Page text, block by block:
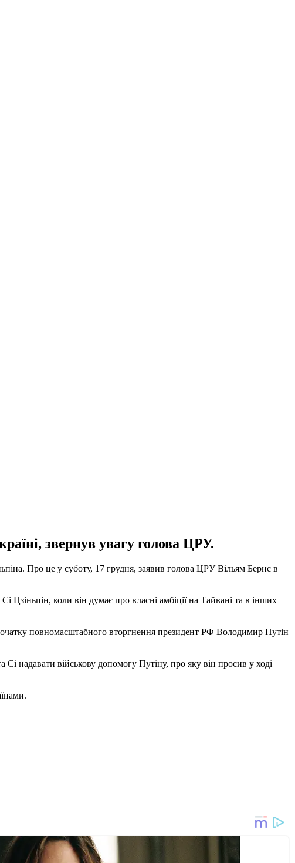
звернув увагу голова ЦРУ.
Про це у суботу, 17 грудня, заявив голова ЦРУ Вільям Бернс в
Цзіньпін, коли він думає про власні амбіції на Тайвані та в інших
повномасштабного вторгнення президент РФ Володимир Путін
надавати військову допомогу Путіну, про яку він просив у ході